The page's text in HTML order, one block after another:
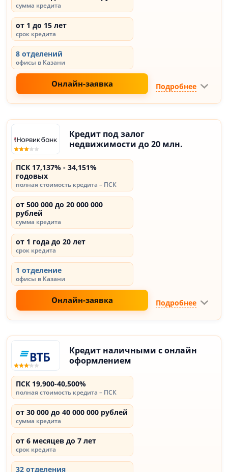
сумма кредита
от 1 до 15 лет
срок кредита
8 отделений
офисы в Казани
Онлайн-заявка Подробнее
Кредит под залог
недвижимости до 20 млн.
ПСК 17,137% - 34,151%
годовых
полная стоимость кредита – ПСК
от 500 000 до 20 000 000
рублей
сумма кредита
от 1 года до 20 лет
срок кредита
1 отделение
офисы в Казани
Онлайн-заявка Подробнее
Кредит наличными с онлайн
оформлением
ПСК 19,900-40,500%
полная стоимость кредита – ПСК
от 30 000 до 40 000 000 рублей
сумма кредита
от 6 месяцев до 7 лет
срок кредита
32 отделения